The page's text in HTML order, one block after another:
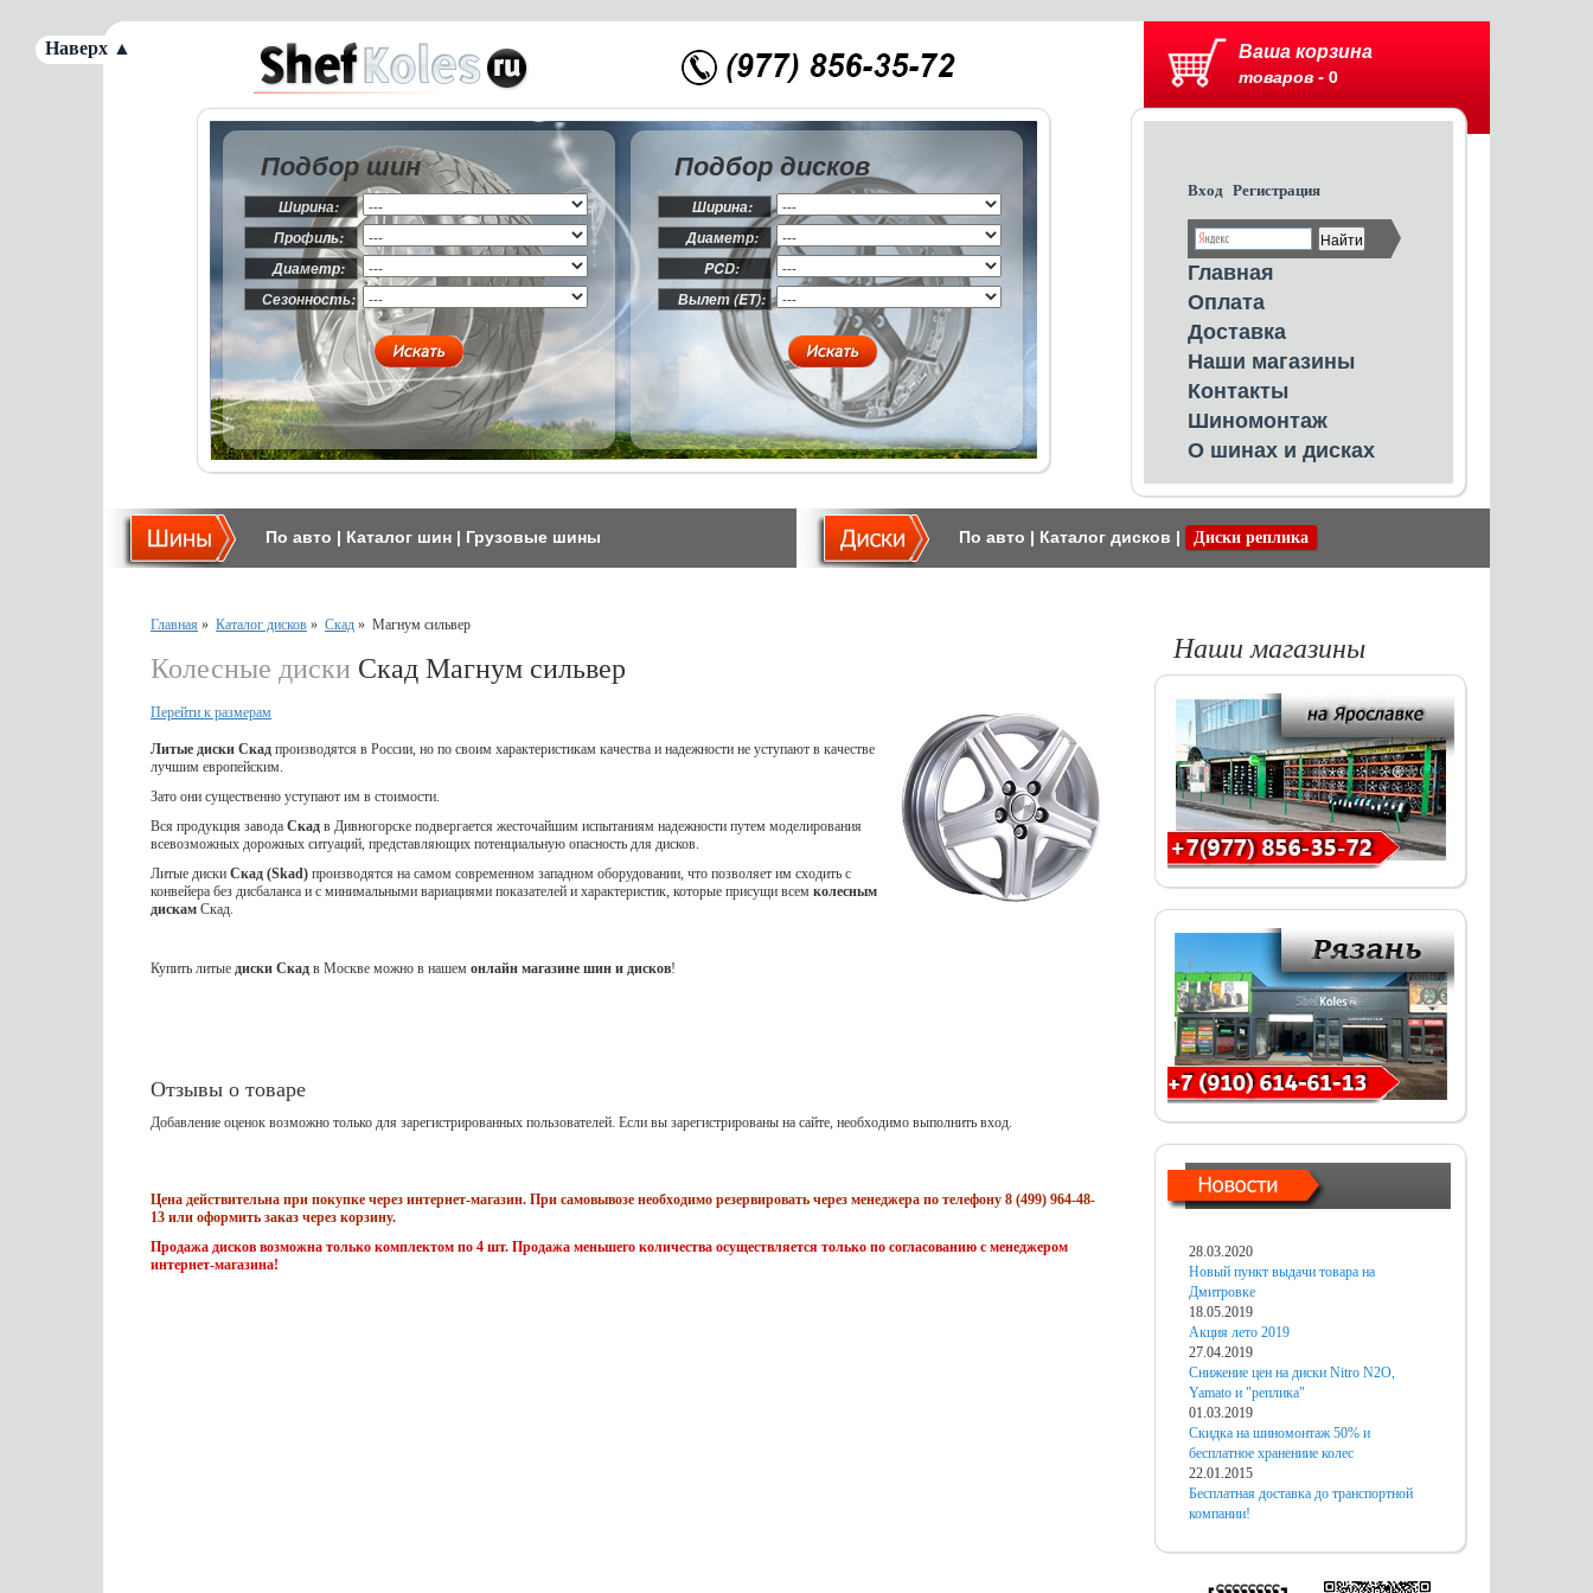
Ваша корзина
товаров - 0
Вход Регистрация
Главная
Оплата
Доставка
Наши магазины
Контакты
Шиномонтаж
О шинах и дисках
Подбор шин
Ширина:
Профиль:
Диаметр:
Сезонность:
Подбор дисков
Ширина:
Диаметр:
PCD:
Вылет (ET):
По авто | Каталог шин | Грузовые шины По авто | Каталог дисков | Диски реплика
Главная » Каталог дисков » Скад » Магнум сильвер
Колесные диски Скад Магнум сильвер
Перейти к размерам
Литые диски Скад производятся в России, но по своим характеристикам качества и надежности не уступают в качестве
лучшим европейским.
Зато они существенно уступают им в стоимости.
Вся продукция завода Скад в Дивногорске подвергается жесточайшим испытаниям надежности путем моделирования
всевозможных дорожных ситуаций, представляющих потенциальную опасность для дисков.
Литые диски Скад (Skad) производятся на самом современном западном оборудовании, что позволяет им сходить с
конвейера без дисбаланса и с минимальными вариациями показателей и характеристик, которые присущи всем колесным
дискам Скад.
Купить литые диски Скад в Москве можно в нашем онлайн магазине шин и дисков!
Отзывы о товаре
Добавление оценок возможно только для зарегистрированных пользователей. Если вы зарегистрированы на сайте, необходимо выполнить вход.
Цена действительна при покупке через интернет-магазин. При самовывозе необходимо резервировать через менеджера по телефону 8 (499) 964-48-
13 или оформить заказ через корзину.
Продажа дисков возможна только комплектом по 4 шт. Продажа меньшего количества осуществляется только по согласованию с менеджером
интернет-магазина!
Наши магазины
28.03.2020
Новый пункт выдачи товара на
Дмитровке
18.05.2019
Акция лето 2019
27.04.2019
Снижение цен на диски Nitro N2O,
Yamato и "реплика"
01.03.2019
Скидка на шиномонтаж 50% и
бесплатное хранениие колес
22.01.2015
Бесплатная доставка до транспортной
компании!
Наверх ▲